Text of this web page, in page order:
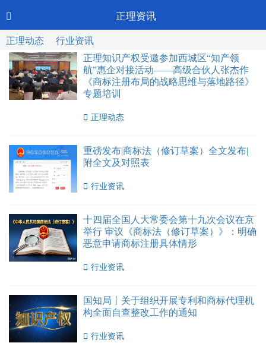
CN-中文
 正理资讯
正理动态
行业资讯
正理知识产权受邀参加西城区“知产领
航”惠企对接活动——高级合伙人张杰作
《商标注册布局的战略思维与落地路径》
专题培训
 正理动态
重磅发布|商标法（修订草案）全文发布|
附全文及对照表
 行业资讯
十四届全国人大常委会第十九次会议在京
举行 审议《商标法（修订草案）》：明确
恶意申请商标注册具体情形
 行业资讯
国知局丨关于组织开展专利和商标代理机
构全面自查整改工作的通知
 行业资讯